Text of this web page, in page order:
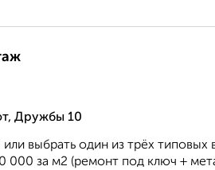
Дружбы 10
выбрать один из трёх типовых
за м2 (ремонт под ключ +